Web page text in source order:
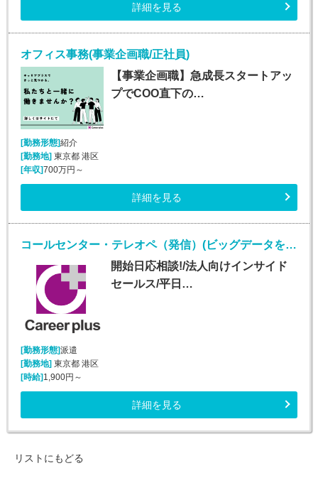
詳細を見る
オフィス事務(事業企画職/正社員)
【事業企画職】急成長スタートアッ
プでCOO直下の…
[勤務形態]紹介
[勤務地]東京都 港区
[年収]700万円～
詳細を見る
コールセンター・テレオペ（発信）(ビッグデータを扱うIT企業での法人向けインサイドセールス)
開始日応相談!/法人向けインサイド
セールス/平日…
[勤務形態]派遣
[勤務地]東京都 港区
[時給]1,900円～
詳細を見る
リストにもどる